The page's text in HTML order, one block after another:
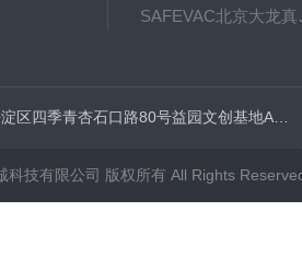
科技有限公司 版权所有 All Rights